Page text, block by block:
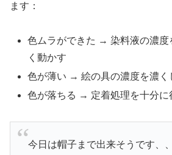
ます：
色ムラができた → 染料液の濃度
く動かす
色が薄い → 絵の具の濃度を濃く
色が落ちる → 定着処理を十分に
今日は帽子まで出来そうです、